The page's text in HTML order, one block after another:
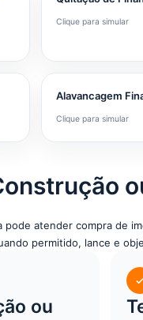
Clique para simular
Alavancagem
Clique para simular
pode atender compra de
permitido, lance e
ou
✓